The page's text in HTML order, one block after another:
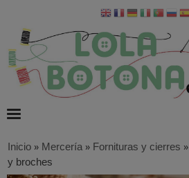
Inicio»Mercería»Fornituras y cierres »
y broches